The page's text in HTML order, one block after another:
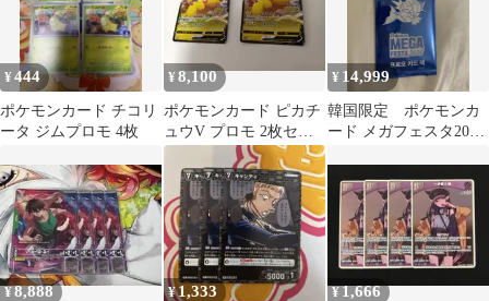
¥444
ポケモンカード チコリ
ータ ジムプロモ 4枚
¥8,100
ポケモンカード ピカチ
ュウV プロモ 2枚セッ
ト
¥ 14,999
韓国限定 ポケモンカ
ード メガフェスタ2026
¥8,888 ¥1,333 ¥1,666